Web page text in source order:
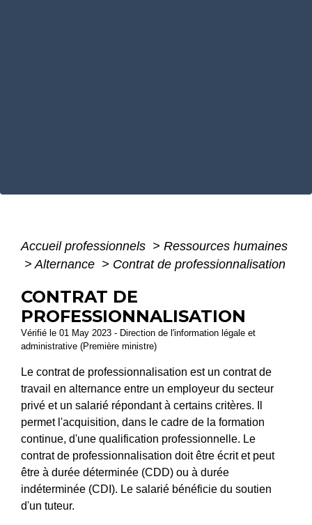
Accueil professionnels > Ressources humaines
> Alternance > Contrat de professionnalisation
CONTRAT DE
PROFESSIONNALISATION
Vérifié le 01 May 2023 - Direction de l'information légale et
administrative (Première ministre)
Le contrat de professionnalisation est un contrat de
travail en alternance entre un employeur du secteur
privé et un salarié répondant à certains critères. Il
permet l'acquisition, dans le cadre de la formation
continue, d'une qualification professionnelle. Le
contrat de professionnalisation doit être écrit et peut
être à durée déterminée (CDD) ou à durée
indéterminée (CDI). Le salarié bénéficie du soutien
d'un tuteur.